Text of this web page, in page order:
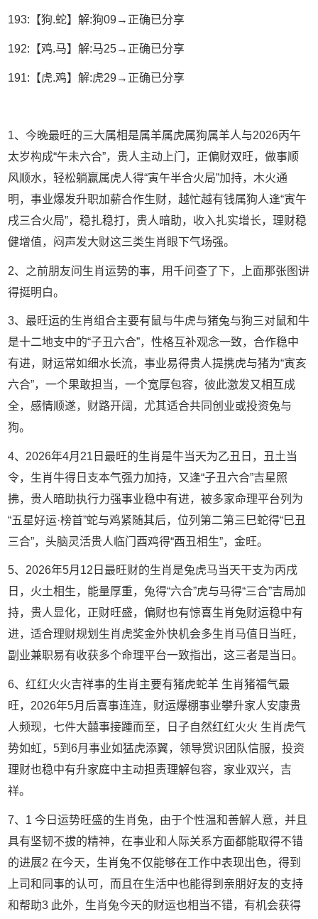
193:【狗.蛇】解:狗09→正确已分享
192:【鸡.马】解:马25→正确已分享
191:【虎.鸡】解:虎29→正确已分享
1、今晚最旺的三大属相是属羊属虎属狗属羊人与2026丙午
太岁构成“午未六合”，贵人主动上门，正偏财双旺，做事顺
风顺水，轻松躺赢属虎人得“寅午半合火局”加持，木火通
明，事业爆发升职加薪合作生财，越忙越有钱属狗人逢“寅午
戌三合火局”，稳扎稳打，贵人暗助，收入扎实增长，理财稳
健增值，闷声发大财这三类生肖眼下气场强。
2、之前朋友问生肖运势的事，用千问查了下，上面那张图讲
得挺明白。
3、最旺运的生肖组合主要有鼠与牛虎与猪兔与狗三对鼠和牛
是十二地支中的“子丑六合”，性格互补观念一致，合作稳中
有进，财运常如细水长流，事业易得贵人提携虎与猪为“寅亥
六合”，一个果敢担当，一个宽厚包容，彼此激发又相互成
全，感情顺遂，财路开阔，尤其适合共同创业或投资兔与
狗。
4、2026年4月21日最旺的生肖是牛当天为乙丑日，丑土当
令，生肖牛得日支本气强力加持，又逢“子丑六合”吉星照
拂，贵人暗助执行力强事业稳中有进，被多家命理平台列为
“五星好运·榜首”蛇与鸡紧随其后，位列第二第三巳蛇得“巳丑
三合”，头脑灵活贵人临门酉鸡得“酉丑相生”，金旺。
5、2026年5月12日最旺财的生肖是兔虎马当天干支为丙戌
日，火土相生，能量厚重，兔得“六合”虎与马得“三合”吉局加
持，贵人显化，正财旺盛，偏财也有惊喜生肖兔财运稳中有
进，适合理财规划生肖虎奖金外快机会多生肖马值日当旺，
副业兼职易有收获多个命理平台一致指出，这三者是当日。
6、红红火火吉祥事的生肖主要有猪虎蛇羊 生肖猪福气最
旺，2026年5月后喜事连连，财运爆棚事业攀升家人安康贵
人频现，七件大囍事接踵而至，日子自然红红火火 生肖虎气
势如虹，5到6月事业如猛虎添翼，领导赏识团队信服，投资
理财也稳中有升家庭中主动担责理解包容，家业双兴，吉
祥。
7、1 今日运势旺盛的生肖兔，由于个性温和善解人意，并且
具有坚韧不拔的精神，在事业和人际关系方面都能取得不错
的进展2 在今天，生肖兔不仅能够在工作中表现出色，得到
上司和同事的认可，而且在生活中也能得到亲朋好友的支持
和帮助3 此外，生肖兔今天的财运也相当不错，有机会获得